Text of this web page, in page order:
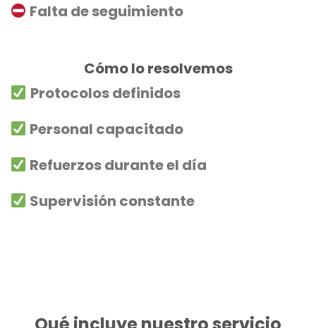
Falta de seguimiento
Cómo lo resolvemos
Protocolos definidos
Personal capacitado
Refuerzos durante el día
Supervisión constante